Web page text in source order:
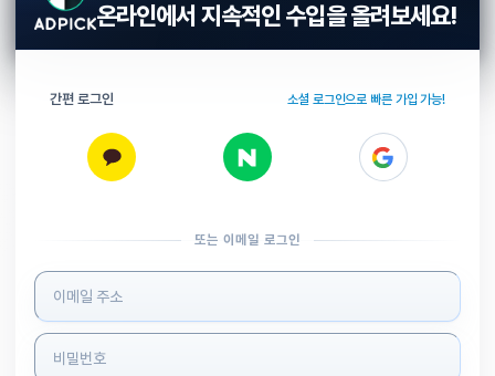
온라인에서 지속적인 수입을 올려보세요!
간편 로그인 소셜 로그인으로 빠른 가입 가능!
또는 이메일 로그인
로그인 정보 입력